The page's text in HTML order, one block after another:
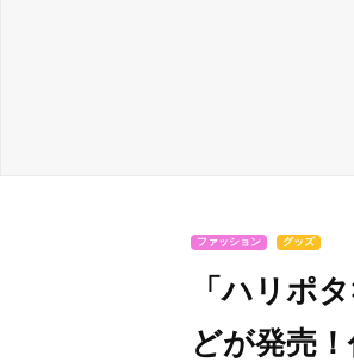
ファッション グッズ
「ハリポ
どが発売